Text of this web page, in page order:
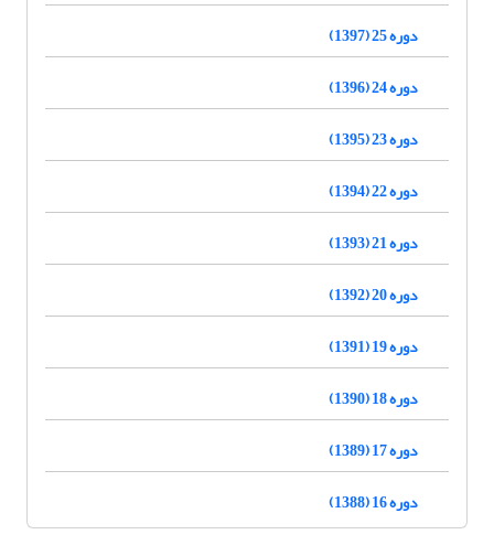
دوره 25 (1397)
دوره 24 (1396)
دوره 23 (1395)
دوره 22 (1394)
دوره 21 (1393)
دوره 20 (1392)
دوره 19 (1391)
دوره 18 (1390)
دوره 17 (1389)
دوره 16 (1388)